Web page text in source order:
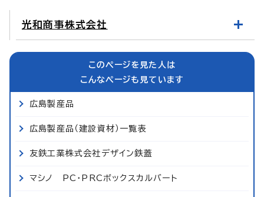
光和商事株式会社
このページを見た人は
こんなページも見ています
広島製産品
広島製産品（建設資材）一覧表
友鉄工業株式会社デザイン鉄蓋
マシノ PC・PRCボックスカルバート